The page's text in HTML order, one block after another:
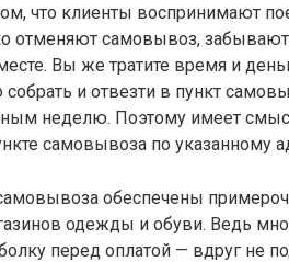
что клиенты воспринимают
отменяют самовывоз, забывают
Вы же тратите время и
и отвезти в пункт
неделю. Поэтому имеет
самовывоза по указанному
обеспечены
одежды и обуви. Ведь
перед оплатой — вдруг не